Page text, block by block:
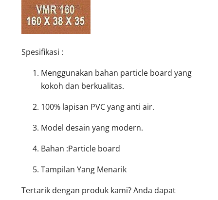
Spesifikasi :
Menggunakan bahan particle board yang
kokoh dan berkualitas.
100% lapisan PVC yang anti air.
Model desain yang modern.
Bahan :Particle board
Tampilan Yang Menarik
Tertarik dengan produk kami? Anda dapat